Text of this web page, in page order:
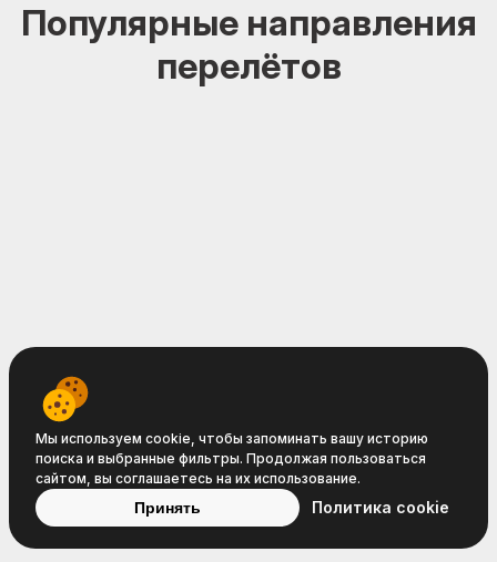
Популярные направления
перелётов
Условия
обслуживания
Политика
конфиденциальности
Политика
cookie
Мы используем cookie, чтобы запоминать вашу историю
поиска и выбранные фильтры. Продолжая пользоваться
сайтом, вы соглашаетесь на их использование.
Принять Политика cookie